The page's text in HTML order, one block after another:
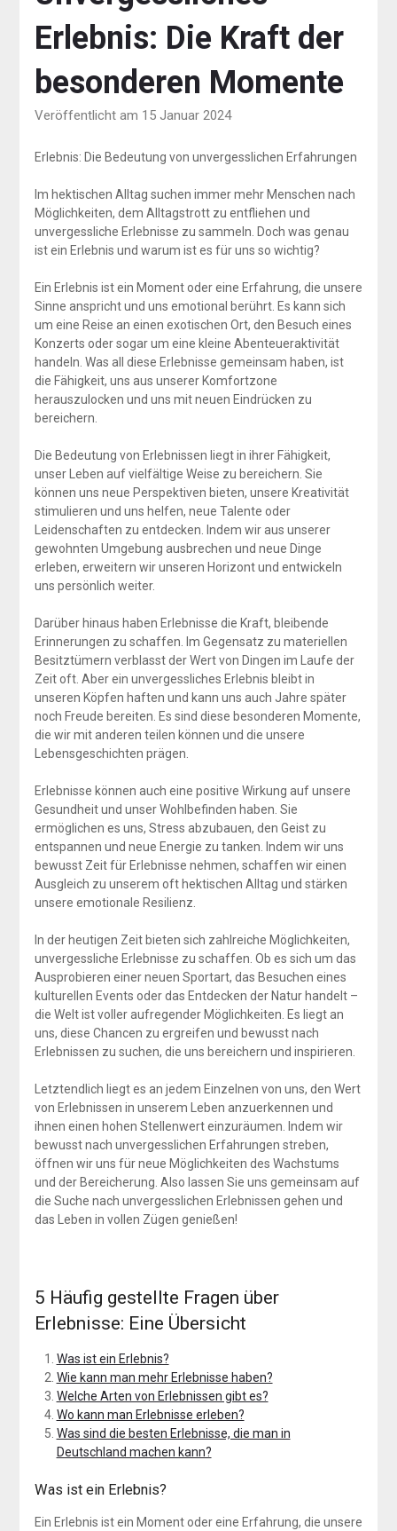
Erlebnis: Die Kraft der
besonderen Momente
Veröffentlicht am 15 Januar 2024
Erlebnis: Die Bedeutung von unvergesslichen Erfahrungen
Im hektischen Alltag suchen immer mehr Menschen nach
Möglichkeiten, dem Alltagstrott zu entfliehen und
unvergessliche Erlebnisse zu sammeln. Doch was genau
ist ein Erlebnis und warum ist es für uns so wichtig?
Ein Erlebnis ist ein Moment oder eine Erfahrung, die unsere
Sinne anspricht und uns emotional berührt. Es kann sich
um eine Reise an einen exotischen Ort, den Besuch eines
Konzerts oder sogar um eine kleine Abenteueraktivität
handeln. Was all diese Erlebnisse gemeinsam haben, ist
die Fähigkeit, uns aus unserer Komfortzone
herauszulocken und uns mit neuen Eindrücken zu
bereichern.
Die Bedeutung von Erlebnissen liegt in ihrer Fähigkeit,
unser Leben auf vielfältige Weise zu bereichern. Sie
können uns neue Perspektiven bieten, unsere Kreativität
stimulieren und uns helfen, neue Talente oder
Leidenschaften zu entdecken. Indem wir aus unserer
gewohnten Umgebung ausbrechen und neue Dinge
erleben, erweitern wir unseren Horizont und entwickeln
uns persönlich weiter.
Darüber hinaus haben Erlebnisse die Kraft, bleibende
Erinnerungen zu schaffen. Im Gegensatz zu materiellen
Besitztümern verblasst der Wert von Dingen im Laufe der
Zeit oft. Aber ein unvergessliches Erlebnis bleibt in
unseren Köpfen haften und kann uns auch Jahre später
noch Freude bereiten. Es sind diese besonderen Momente,
die wir mit anderen teilen können und die unsere
Lebensgeschichten prägen.
Erlebnisse können auch eine positive Wirkung auf unsere
Gesundheit und unser Wohlbefinden haben. Sie
ermöglichen es uns, Stress abzubauen, den Geist zu
entspannen und neue Energie zu tanken. Indem wir uns
bewusst Zeit für Erlebnisse nehmen, schaffen wir einen
Ausgleich zu unserem oft hektischen Alltag und stärken
unsere emotionale Resilienz.
In der heutigen Zeit bieten sich zahlreiche Möglichkeiten,
unvergessliche Erlebnisse zu schaffen. Ob es sich um das
Ausprobieren einer neuen Sportart, das Besuchen eines
kulturellen Events oder das Entdecken der Natur handelt –
die Welt ist voller aufregender Möglichkeiten. Es liegt an
uns, diese Chancen zu ergreifen und bewusst nach
Erlebnissen zu suchen, die uns bereichern und inspirieren.
Letztendlich liegt es an jedem Einzelnen von uns, den Wert
von Erlebnissen in unserem Leben anzuerkennen und
ihnen einen hohen Stellenwert einzuräumen. Indem wir
bewusst nach unvergesslichen Erfahrungen streben,
öffnen wir uns für neue Möglichkeiten des Wachstums
und der Bereicherung. Also lassen Sie uns gemeinsam auf
die Suche nach unvergesslichen Erlebnissen gehen und
das Leben in vollen Zügen genießen!
5 Häufig gestellte Fragen über
Erlebnisse: Eine Übersicht
Was ist ein Erlebnis?
Wie kann man mehr Erlebnisse haben?
Welche Arten von Erlebnissen gibt es?
Wo kann man Erlebnisse erleben?
Was sind die besten Erlebnisse, die man in
Deutschland machen kann?
Was ist ein Erlebnis?
Ein Erlebnis ist ein Moment oder eine Erfahrung, die unsere